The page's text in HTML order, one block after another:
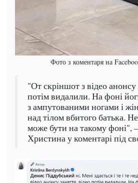
Фото з коментаря на
"От скріншот з відео анонсу
потім видалили. На фоні
з ампутованими ногами і
над тілом вбитого батька.
може бути на такому фоні",
Христина у коментарі під